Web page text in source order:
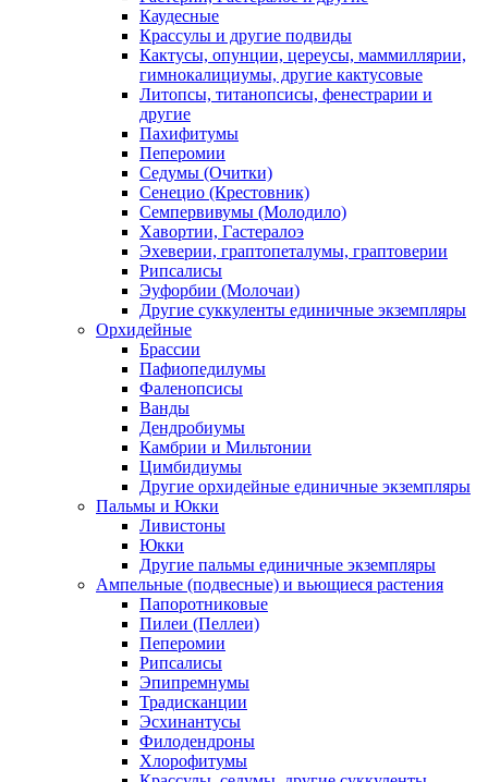
Каудесные
Крассулы и другие подвиды
Кактусы, опунции, цереусы, маммиллярии,
гимнокалициумы, другие кактусовые
Литопсы, титанопсисы, фенестрарии и
другие
Пахифитумы
Пеперомии
Седумы (Очитки)
Сенецио (Крестовник)
Семпервивумы (Молодило)
Хавортии, Гастералоэ
Эхеверии, граптопеталумы, граптоверии
Рипсалисы
Эуфорбии (Молочаи)
Другие суккуленты единичные экземпляры
Орхидейные
Брассии
Пафиопедилумы
Фаленопсисы
Ванды
Дендробиумы
Камбрии и Мильтонии
Цимбидиумы
Другие орхидейные единичные экземпляры
Пальмы и Юкки
Ливистоны
Юкки
Другие пальмы единичные экземпляры
Ампельные (подвесные) и вьющиеся растения
Папоротниковые
Пилеи (Пеллеи)
Пеперомии
Рипсалисы
Эпипремнумы
Традисканции
Эсхинантусы
Филодендроны
Хлорофитумы